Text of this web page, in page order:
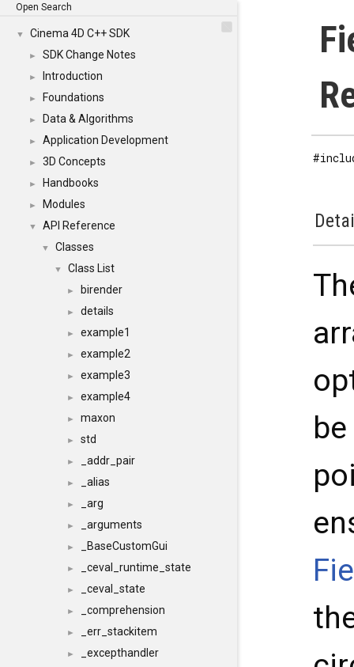
Open Search
▼ Cinema 4D C++ SDK
► SDK Change Notes
► Introduction
► Foundations
► Data & Algorithms
► Application Development
► 3D Concepts
► Handbooks
► Modules
▼ API Reference
▼ Classes
▼ Class List
► birender
► details
► example1
► example2
► example3
► example4
► maxon
► std
► _addr_pair
► _alias
► _arg
► _arguments
► _BaseCustomGui
► _ceval_runtime_state
► _ceval_state
► _comprehension
► _err_stackitem
► _excepthandler